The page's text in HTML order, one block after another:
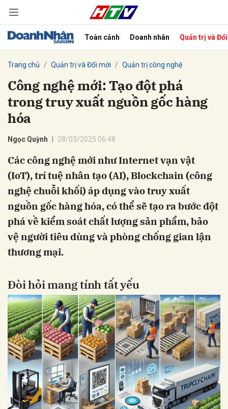
Toàn cảnh Doanh nhân Quản trị và
Trang chủ Quản trị và Đổi mới Quản trị công nghệ
Công nghệ mới: Tạo đột phá
trong truy xuất nguồn gốc hàng
hóa
Ngọc Quỳnh 28/03/2025 06:48
Các công nghệ mới như Internet vạn vật
(IoT), trí tuệ nhân tạo (AI), Blockchain (công
nghệ chuỗi khối) áp dụng vào truy xuất
nguồn gốc hàng hóa, có thể sẽ tạo ra bước đột
phá về kiểm soát chất lượng sản phẩm, bảo
vệ người tiêu dùng và phòng chống gian lận
thương mại.
Đòi hỏi mang tính tất yếu
Hủy